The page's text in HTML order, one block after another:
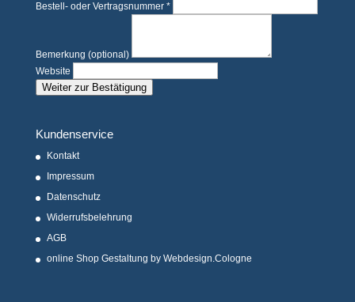
Bestell- oder Vertragsnummer *
Bemerkung (optional)
Website
Weiter zur Bestätigung
Kundenservice
Kontakt
Impressum
Datenschutz
Widerrufsbelehrung
AGB
online Shop Gestaltung by Webdesign.Cologne